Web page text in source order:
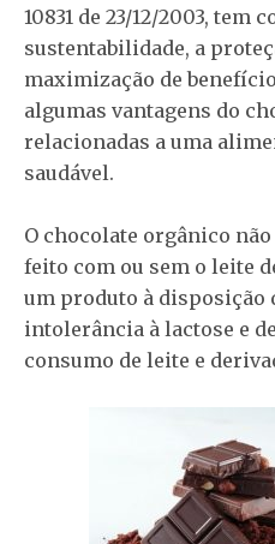
10831 de 23/12/2003, tem
sustentabilidade, a
maximização de
algumas vantagens do
relacionadas a uma
saudável.
O chocolate orgânico
feito com ou sem o leite
um produto à disposição
intolerância à lactose e
consumo de leite e